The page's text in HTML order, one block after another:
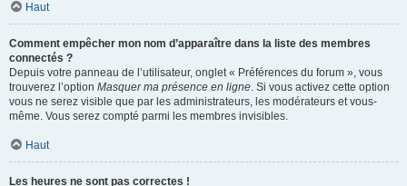
Haut
Comment empêcher mon nom d’apparaître dans la liste des membres
connectés ?
Depuis votre panneau de l’utilisateur, onglet « Préférences du forum », vous
trouverez l’option Masquer ma présence en ligne. Si vous activez cette option
vous ne serez visible que par les administrateurs, les modérateurs et vous-
même. Vous serez compté parmi les membres invisibles.
Haut
Les heures ne sont pas correctes !